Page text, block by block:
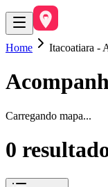
Home Itacoatiara -
Carregando mapa...
0